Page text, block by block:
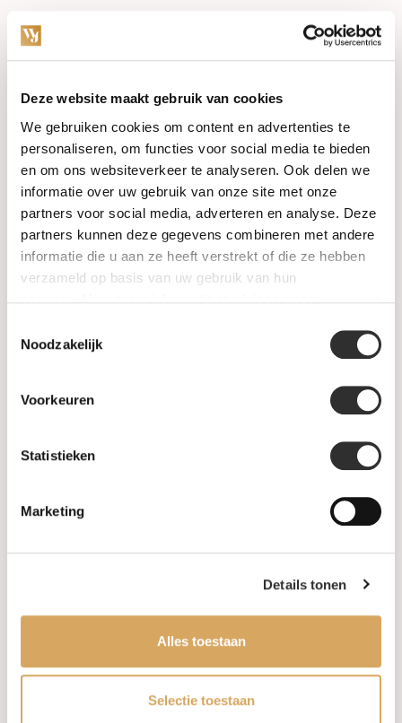
Deze website maakt gebruik van cookies
We gebruiken cookies om content en advertenties te
personaliseren, om functies voor social media te bieden
en om ons websiteverkeer te analyseren. Ook delen we
informatie over uw gebruik van onze site met onze
partners voor social media, adverteren en analyse. Deze
partners kunnen deze gegevens combineren met andere
informatie die u aan ze heeft verstrekt of die ze hebben
verzameld op basis van uw gebruik van hun
Noodzakelijk
Voorkeuren
Statistieken
Marketing
Details tonen
Alles toestaan
Selectie toestaan
Sitemap
Categorieën
Horloges
Juwelen
Trouwringen
PRE-OWNED
Informatie
Leveringsvoorwaarden